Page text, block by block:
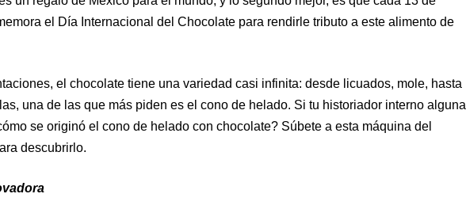
el Día Internacional del Chocolate para rendirle tributo a este alimento de
el chocolate tiene una variedad casi infinita: desde licuados, mole, hasta
una de las que más piden es el cono de helado. Si tu historiador interno alguna
se originó el cono de helado con chocolate? Súbete a esta máquina del
descubrirlo.